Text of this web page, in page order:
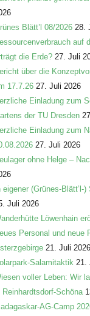
Blätt’l 08/2026 28.
auf
die Erde? 27. Juli
über die
17.7.26 27. Juli 2026
Einladung zum
der TU Dresden
Einladung zum
27. Juli 2026
ohne Helge –
eigener (Grünes-
Juli 2026
Löwenhain
Personal und neue
21. Juli 2026
Salamitaktik 21.
voller Leben: Wir
Reinhardtsdorf-Schöna
AG-Camp